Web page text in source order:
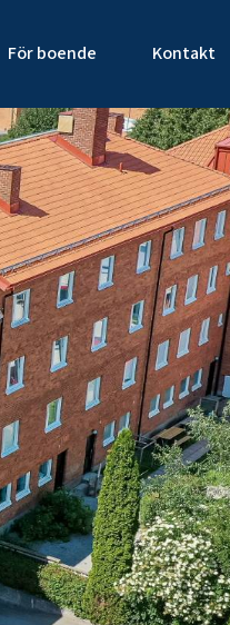
För boende Kontakt